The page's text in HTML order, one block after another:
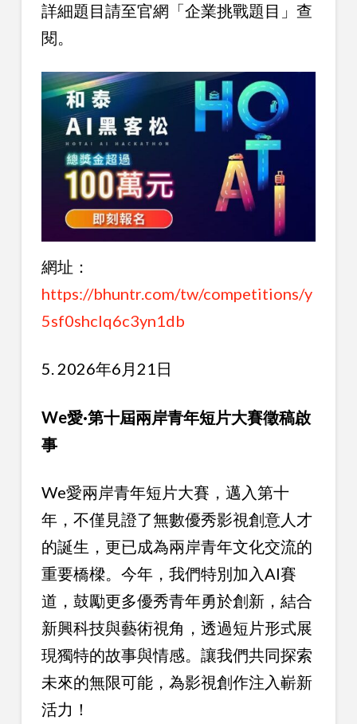
詳細題目請至官網「企業挑戰題目」查
閱。
網址：
https://bhuntr.com/tw/competitions/y
5sf0shclq6c3yn1db
5. 2026年6月21日
We愛·第十屆兩岸青年短片大賽徵稿啟
事
We愛兩岸青年短片大賽，邁入第十
年，不僅見證了無數優秀影視創意人才
的誕生，更已成為兩岸青年文化交流的
重要橋樑。今年，我們特別加入AI賽
道，鼓勵更多優秀青年勇於創新，結合
新興科技與藝術視角，透過短片形式展
現獨特的故事與情感。讓我們共同探索
未來的無限可能，為影視創作注入嶄新
活力！